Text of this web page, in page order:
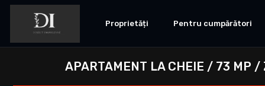
Proprietăți Pentru cumpărători
APARTAMENT LA CHEIE / 73 MP /